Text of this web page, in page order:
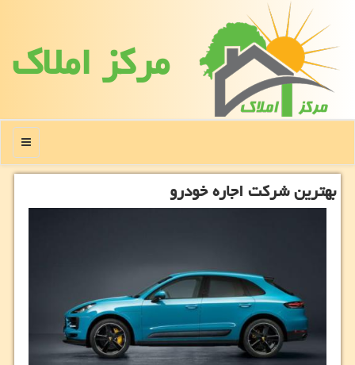
مركز املاك
منو
بهترین شركت اجاره خودرو